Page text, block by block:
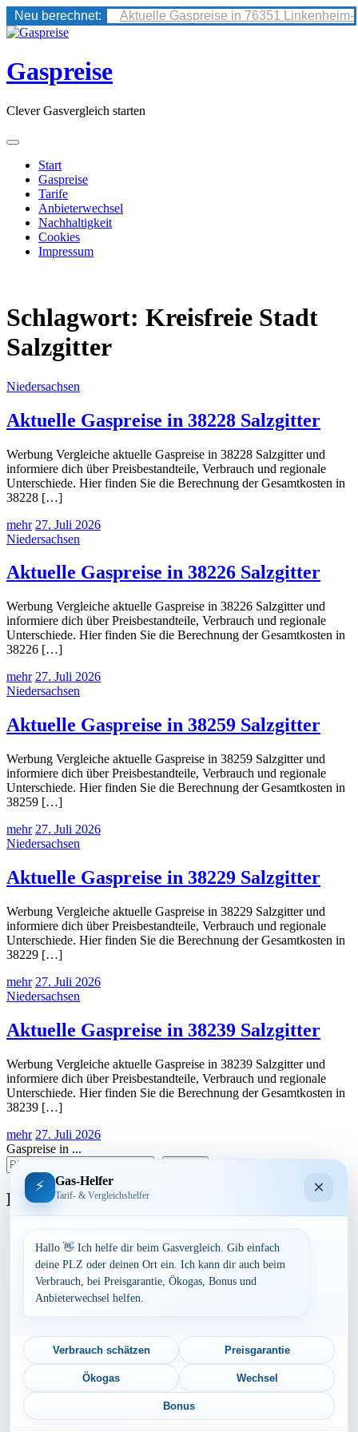
Neu berechnet:
Aktuelle Gaspreise in 76351 Linkenheim-
Skip
content
Gaspreise
Clever Gasvergleich starten
Start
Gaspreise
Tarife
Anbieterwechsel
Nachhaltigkeit
Cookies
Impressum
Schlagwort: Kreisfreie Stadt
Salzgitter
Niedersachsen
Aktuelle Gaspreise in 38228 Salzgitter
Werbung Vergleiche aktuelle Gaspreise in 38228 Salzgitter und
informiere dich über Preisbestandteile, Verbrauch und regionale
Unterschiede. Hier finden Sie die Berechnung der Gesamtkosten in
38228 […]
mehr 27. Juli 2026
Niedersachsen
Aktuelle Gaspreise in 38226 Salzgitter
Werbung Vergleiche aktuelle Gaspreise in 38226 Salzgitter und
informiere dich über Preisbestandteile, Verbrauch und regionale
Unterschiede. Hier finden Sie die Berechnung der Gesamtkosten in
38226 […]
mehr 27. Juli 2026
Niedersachsen
Aktuelle Gaspreise in 38259 Salzgitter
Werbung Vergleiche aktuelle Gaspreise in 38259 Salzgitter und
informiere dich über Preisbestandteile, Verbrauch und regionale
Unterschiede. Hier finden Sie die Berechnung der Gesamtkosten in
38259 […]
mehr 27. Juli 2026
Niedersachsen
Aktuelle Gaspreise in 38229 Salzgitter
Werbung Vergleiche aktuelle Gaspreise in 38229 Salzgitter und
informiere dich über Preisbestandteile, Verbrauch und regionale
Unterschiede. Hier finden Sie die Berechnung der Gesamtkosten in
38229 […]
mehr 27. Juli 2026
Niedersachsen
Aktuelle Gaspreise in 38239 Salzgitter
Werbung Vergleiche aktuelle Gaspreise in 38239 Salzgitter und
informiere dich über Preisbestandteile, Verbrauch und regionale
Unterschiede. Hier finden Sie die Berechnung der Gesamtkosten in
38239 […]
mehr 27. Juli 2026
Gaspreise in ...
Bundesland
Bayern
Berlin
Brandenburg
Bremen
Hamburg
Mecklenburg-Vorpommern
Niedersachsen
Nordrhein-Westfalen
Rheinland-Pfalz
Saarland
Sachsen-Anhalt
⚡ Gas-Helfer
Tarif- & Vergleichshelfer ×
Hallo 👋 Ich helfe dir beim Gasvergleich. Gib einfach
deine PLZ oder deinen Ort ein. Ich kann dir auch beim
Verbrauch, bei Preisgarantie, Ökogas, Bonus und
Anbieterwechsel helfen.
Verbrauch schätzen Preisgarantie
Ökogas Wechsel
Bonus